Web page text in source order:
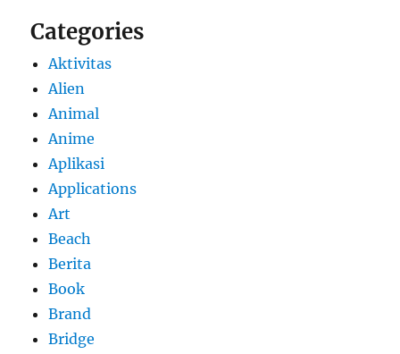
Categories
Aktivitas
Alien
Animal
Anime
Aplikasi
Applications
Art
Beach
Berita
Book
Brand
Bridge